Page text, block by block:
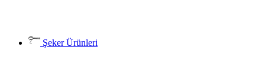
Şeker Ürünleri